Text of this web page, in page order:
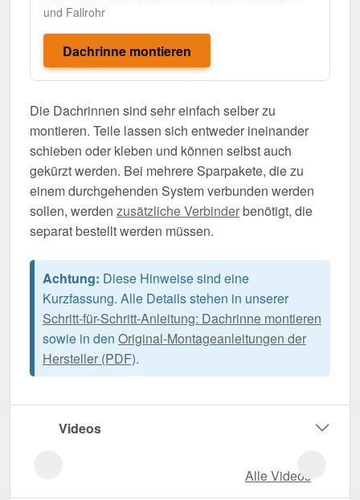
und Fallrohr
Dachrinne montieren
Die Dachrinnen sind sehr einfach selber zu
montieren. Teile lassen sich entweder ineinander
schieben oder kleben und können selbst auch
gekürzt werden. Bei mehrere Sparpakete, die zu
einem durchgehenden System verbunden werden
sollen, werden zusätzliche Verbinderbenötigt, die
separat bestellt werden müssen.
Achtung: Diese Hinweise sind eine
Kurzfassung. Alle Details stehen in unserer
Schritt-für-Schritt-Anleitung: Dachrinne montieren
sowie in den Original-Montageanleitungen der
Hersteller (PDF).
Videos
Alle Videos